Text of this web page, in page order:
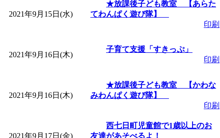
2021年9月15日(水)
★放課後子ども教室 【あらた
てわんぱく遊び隊】
印刷
2021年9月16日(木)
子育て支援「すきっぷ」
印刷
2021年9月16日(木)
★放課後子ども教室 【かわな
みわんぱく遊び隊】
印刷
2021年9月17日(金)
西七日町児童館で1歳以上のお
友達があそべるよ！